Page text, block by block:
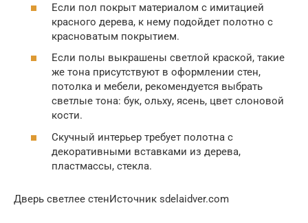
Если пол покрыт материалом с имитацией
красного дерева, к нему подойдет полотно с
красноватым покрытием.
Если полы выкрашены светлой краской, такие
же тона присутствуют в оформлении стен,
потолка и мебели, рекомендуется выбрать
светлые тона: бук, ольху, ясень, цвет слоновой
кости.
Скучный интерьер требует полотна с
декоративными вставками из дерева,
пластмассы, стекла.
Дверь светлее стенИсточник sdelaidver.com